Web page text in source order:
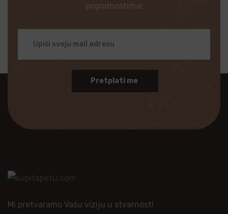
pogodnostima!
Pretplati me
Mi pretvaramo Vašu viziju u stvarnost!